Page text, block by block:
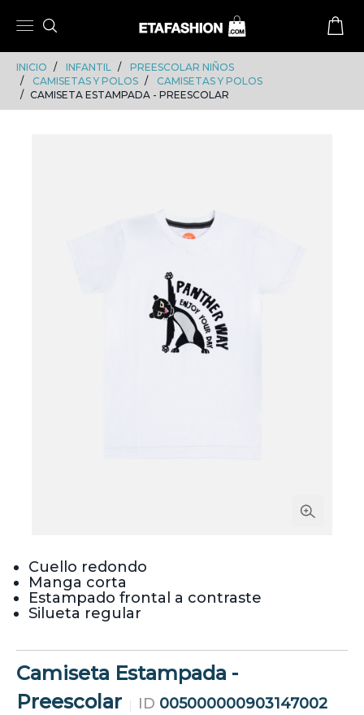
INICIO INFANTIL
PREESCOLAR NIÑOS
CAMISETAS Y POLOS
CAMISETAS Y POLOS
CAMISETA ESTAMPADA - PREESCOLAR
Cuello redondo
Manga corta
Estampado frontal a contraste
Silueta regular
Camiseta Estampada -
Preescolar
ID 005000000903147002